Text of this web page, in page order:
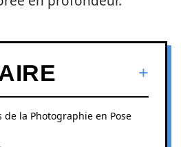
de la Photographie en Pose